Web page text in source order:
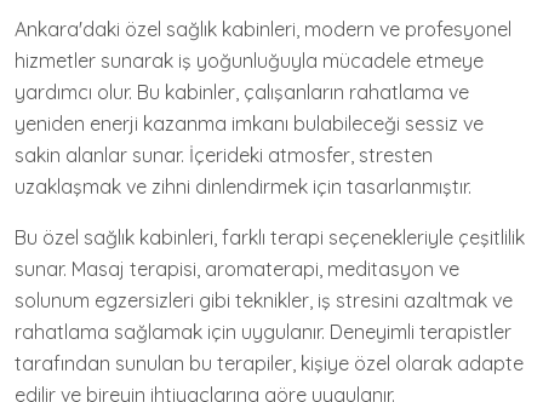
Ankara'daki özel sağlık kabinleri, modern ve profesyonel
hizmetler sunarak iş yoğunluğuyla mücadele etmeye
yardımcı olur. Bu kabinler, çalışanların rahatlama ve
yeniden enerji kazanma imkanı bulabileceği sessiz ve
sakin alanlar sunar. İçerideki atmosfer, stresten
uzaklaşmak ve zihni dinlendirmek için tasarlanmıştır.
Bu özel sağlık kabinleri, farklı terapi seçenekleriyle çeşitlilik
sunar. Masaj terapisi, aromaterapi, meditasyon ve
solunum egzersizleri gibi teknikler, iş stresini azaltmak ve
rahatlama sağlamak için uygulanır. Deneyimli terapistler
tarafından sunulan bu terapiler, kişiye özel olarak adapte
edilir ve bireyin ihtiyaçlarına göre uygulanır.